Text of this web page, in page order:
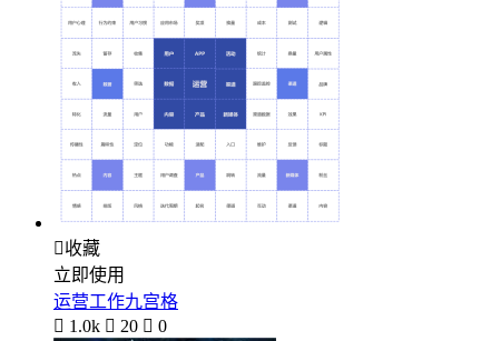
收藏
立即使用
运营工作九宫格
 1.0k  20  0